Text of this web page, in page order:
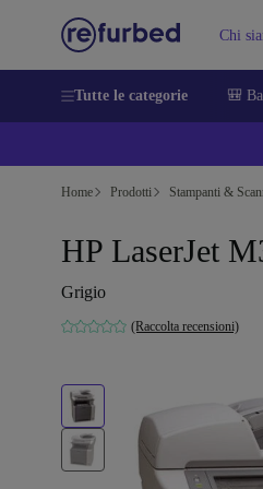
Chi
Tutte le categorie 🎒
Home Prodotti Stampanti &
HP LaserJet
Grigio
(Raccolta recensioni)